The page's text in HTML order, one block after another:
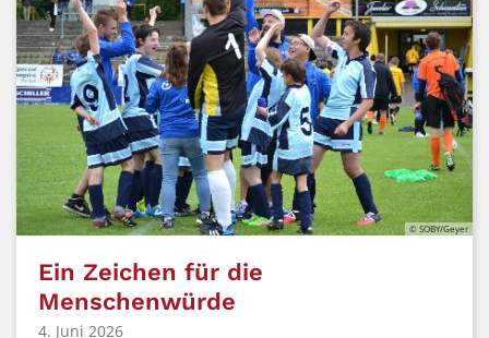
© SOBY/Geyer
Ein Zeichen für die
Menschenwürde
4. Juni 2026